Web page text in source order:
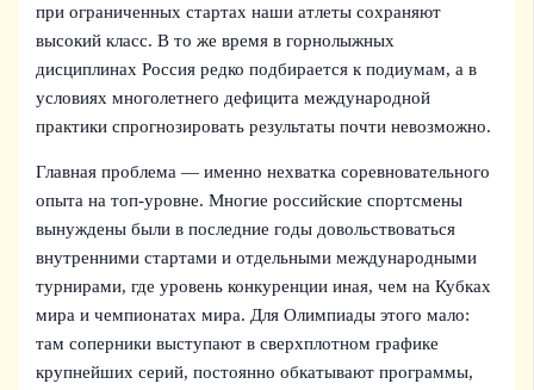
при ограниченных стартах наши атлеты сохраняют
высокий класс. В то же время в горнолыжных
дисциплинах Россия редко подбирается к подиумам, а в
условиях многолетнего дефицита международной
практики спрогнозировать результаты почти невозможно.
Главная проблема — именно нехватка соревновательного
опыта на топ-уровне. Многие российские спортсмены
вынуждены были в последние годы довольствоваться
внутренними стартами и отдельными международными
турнирами, где уровень конкуренции иная, чем на Кубках
мира и чемпионатах мира. Для Олимпиады этого мало:
там соперники выступают в сверхплотном графике
крупнейших серий, постоянно обкатывают программы,